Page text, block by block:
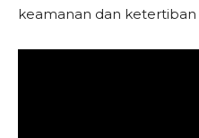
keamanan dan ketertiban